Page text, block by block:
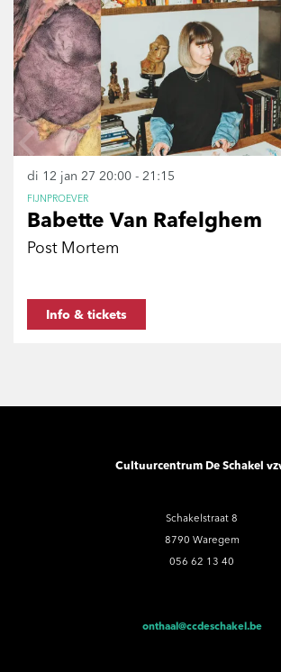
Babette Van Rafelghem
Post Mortem
FIJNPROEVER
di 12 jan 27 20:00 - 21:15
Info & tickets
Cultuurcentrum De Schakel
Schakelstraat 8
8790 Waregem
056 62 13 40
onthaal@ccdeschakel.be